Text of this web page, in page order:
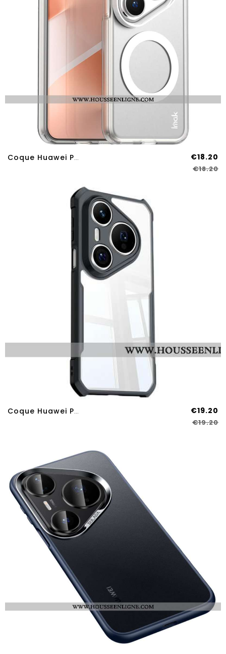
Coque Huawei Pura 80 Pro MagSafe IMAK €18.20
€18.20
Coque Huawei Pura 80 Pro XUNDD €19.20
€19.20